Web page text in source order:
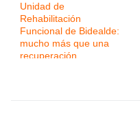
Unidad de
Rehabilitación
Funcional de Bidealde:
mucho más que una
recuperación